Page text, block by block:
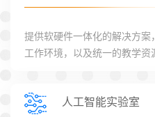
提供软硬件一体化的解决方案
工作环境，以及统一的教学资
人工智能实验室